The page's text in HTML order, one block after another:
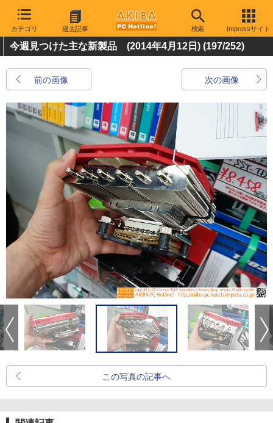
カテゴリ 過去記事 検索 Impressサイト
今週見つけた主な新製品 (2014年4月12日) (197/252)
前の画像 次の画像
この写真の記事へ